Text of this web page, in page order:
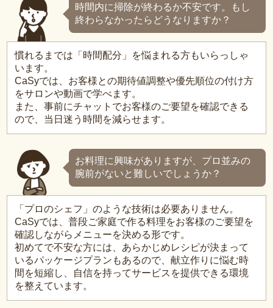
時間内に掃除が終わるか不安です。もし
終わらなかったらどうなりますか？
慣れるまでは「時間配分」を悩まれる方もいらっしゃ
います。
CaSyでは、お客様との期待値調整や優先順位の付け方
をサロンや動画で学べます。
また、事前にチャットでお客様のご要望を確認できる
ので、当日迷う時間を減らせます。
お料理に興味がありますが、プロ並みの
腕前がないと難しいでしょうか？
「プロのシェフ」のような技術は必要ありません。
CaSyでは、普段ご家庭で作る料理をお客様のご要望を
確認しながらメニューを決める形です。
初めてで不安な方には、あらかじめレシピが決まって
いるパッケージプランもあるので、献立作りに悩む時
間を短縮し、自信を持ってサービスを提供できる環境
を整えています。